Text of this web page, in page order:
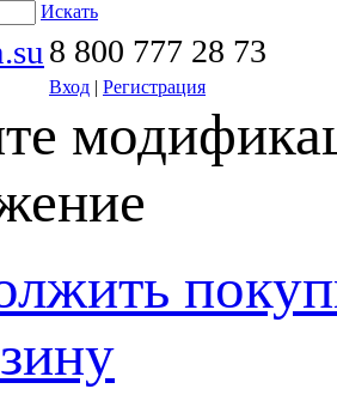
Искать
8 800 777 28 73
Вход | Регистрация